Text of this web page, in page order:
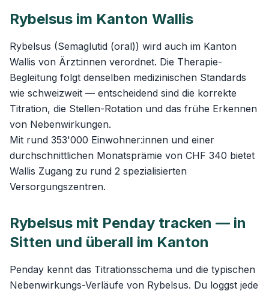
Rybelsus im Kanton Wallis
Rybelsus (Semaglutid (oral)) wird auch im Kanton
Wallis von Ärzt:innen verordnet. Die Therapie-
Begleitung folgt denselben medizinischen Standards
wie schweizweit — entscheidend sind die korrekte
Titration, die Stellen-Rotation und das frühe Erkennen
von Nebenwirkungen.
Mit rund 353'000 Einwohner:innen und einer
durchschnittlichen Monatsprämie von CHF 340 bietet
Wallis Zugang zu rund 2 spezialisierten
Versorgungszentren.
Rybelsus mit Penday tracken — in
Sitten und überall im Kanton
Penday kennt das Titrationsschema und die typischen
Nebenwirkungs-Verläufe von Rybelsus. Du loggst jede